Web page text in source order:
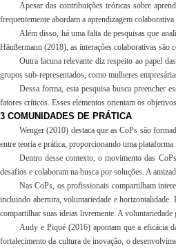
Apesar das contribuições teóricas sobre
frequentemente abordam a aprendizagem
Além disso, há uma falta de pesquisas que
Häußermann (2018), as interações colaborativas são
Outra lacuna relevante diz respeito ao papel
grupos sub-representados, como mulheres
Dessa forma, esta pesquisa busca preencher
fatores críticos. Esses elementos orientam os
3 COMUNIDADES DE PRÁTICA
Wenger (2010) destaca que as CoPs são
entre teoria e prática, proporcionando uma
Dentro desse contexto, o movimento das
desafios e colaboram na busca por soluções. A
Nas CoPs, os profissionais compartilham
incluindo abertura, voluntariedade e horizontalidade.
compartilhar suas ideias livremente. A
Audy e Piqué (2016) apontam que a eficácia
fortalecimento da cultura de inovação, o